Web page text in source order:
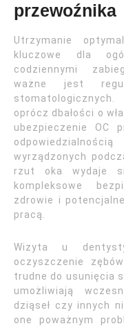
przewoźnika
Utrzymanie
kluczowe dla
codziennymi
ważne jest
oprócz dbałości o
ubezpieczenie OC
wyrządzonych
rzut oka wydaje
kompleksowe
zdrowie i
pracą.
Wizyta u
oczyszczenie
trudne do usunięcia
umożliwiają
dziąseł czy innych
one poważnym